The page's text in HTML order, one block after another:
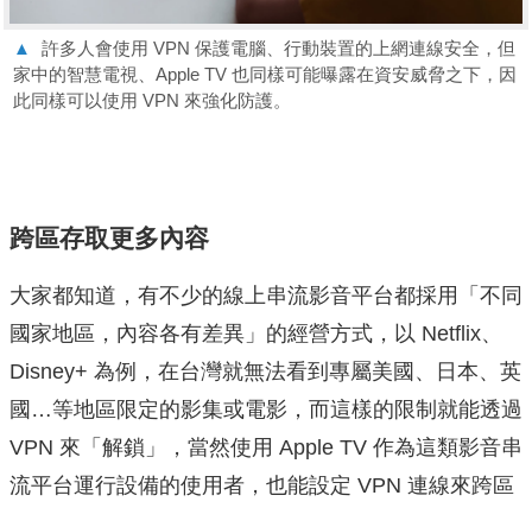
▲
許多人會使用 VPN 保護電腦、行動裝置的上網連線安全，但
家中的智慧電視、Apple TV 也同樣可能曝露在資安威脅之下，因
此同樣可以使用 VPN 來強化防護。
跨區存取更多內容
大家都知道，有不少的線上串流影音平台都採用「不同
國家地區，內容各有差異」的經營方式，以 Netflix、
Disney+ 為例，在台灣就無法看到專屬美國、日本、英
國…等地區限定的影集或電影，而這樣的限制就能透過
VPN 來「解鎖」，當然使用 Apple TV 作為這類影音串
流平台運行設備的使用者，也能設定 VPN 連線來跨區